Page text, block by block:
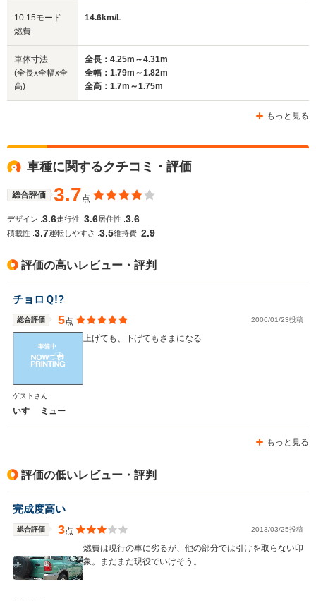
サイズ
(全長x全幅x全高)
WLTCモード
燃費
全幅
1.77m
10.15モード
燃費
14.6km/L
車体寸法
(全長x全幅x全
高)
全長：4.25m～4.31m
全幅：1.79m～1.82m
全高：1.7m～1.75m
もっと見る
車種に関するクチコミ・評価
総合評価 3.7 点
デザイン :3.6走行性 :3.6居住性 :3.6
積載性 :3.7運転しやすさ :3.5維持費 :2.9
評価の高いレビュー・評判
チョロＱ!?
総合評価 5点 2006/01/23投稿
上げても、下げてもさまになる
ゲストさん
いすゞ ミュー
もっと見る
評価の低いレビュー・評判
完成度高い
総合評価 3点 2013/03/25投稿
燃費は現行の車に劣るが、他の部分では引けを取らない印
象。まだまだ現役でいけそう。